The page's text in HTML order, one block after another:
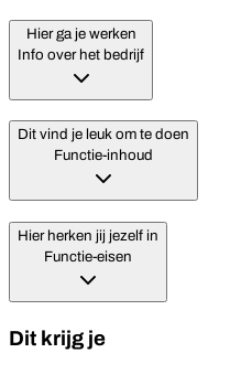
Hier ga je werken
Info over het bedrijf
Dit vind je leuk om te doen
Functie-inhoud
Hier herken jij jezelf in
Functie-eisen
Dit krijg je